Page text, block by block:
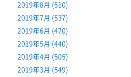
2019年8月 (510)
2019年7月 (537)
2019年6月 (470)
2019年5月 (440)
2019年4月 (505)
2019年3月 (549)